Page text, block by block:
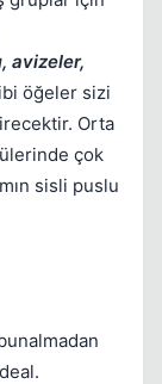
avizeler,
öğeler sizi
Orta
çok
sisli puslu